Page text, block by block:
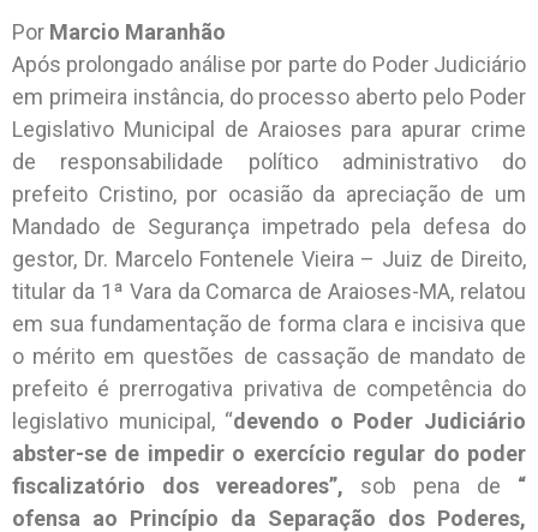
Por Marcio Maranhão
Após prolongado análise por parte do Poder Judiciário
em primeira instância, do processo aberto pelo Poder
Legislativo Municipal de Araioses para apurar crime
de responsabilidade político administrativo do
prefeito Cristino, por ocasião da apreciação de um
Mandado de Segurança impetrado pela defesa do
gestor, Dr. Marcelo Fontenele Vieira – Juiz de Direito,
titular da 1ª Vara da Comarca de Araioses-MA, relatou
em sua fundamentação de forma clara e incisiva que
o mérito em questões de cassação de mandato de
prefeito é prerrogativa privativa de competência do
legislativo municipal, “devendo o Poder Judiciário
abster-se de impedir o exercício regular do poder
fiscalizatório dos vereadores”, sob pena de “
ofensa ao Princípio da Separação dos Poderes,